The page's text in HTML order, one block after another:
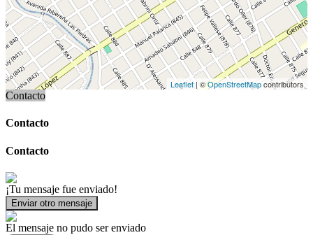
Leaflet | ©OpenStreetMapcontributors
Contacto
Contacto
Contacto
¡Tu mensaje fue enviado!
Enviar otro mensaje
El mensaje no pudo ser enviado